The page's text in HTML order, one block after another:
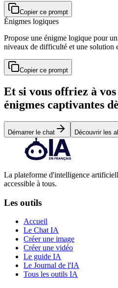
Copier ce prompt
Énigmes logiques
Propose une énigme logique pour
niveaux de difficulté et une solution
Copier ce prompt
Et si vous offriez à vos
énigmes captivantes
Démarrer le chat Découvrir les
La plateforme d'intelligence
accessible à tous.
Les outils
Accueil
Le Chat IA
Créer une image
Créer une vidéo
Le guide IA
Le Journal de l'IA
Tous les outils IA